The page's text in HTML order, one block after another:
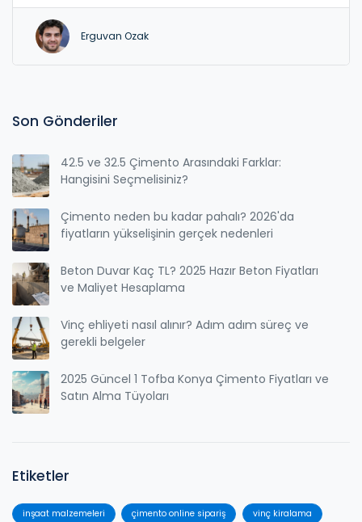
Erguvan Ozak
Son Gönderiler
42.5 ve 32.5 Çimento Arasındaki Farklar:
Hangisini Seçmelisiniz?
Çimento neden bu kadar pahalı? 2026'da
fiyatların yükselişinin gerçek nedenleri
Beton Duvar Kaç TL? 2025 Hazır Beton Fiyatları
ve Maliyet Hesaplama
Vinç ehliyeti nasıl alınır? Adım adım süreç ve
gerekli belgeler
2025 Güncel 1 Tofba Konya Çimento Fiyatları ve
Satın Alma Tüyoları
Etiketler
inşaat malzemeleri çimento online sipariş vinç kiralama